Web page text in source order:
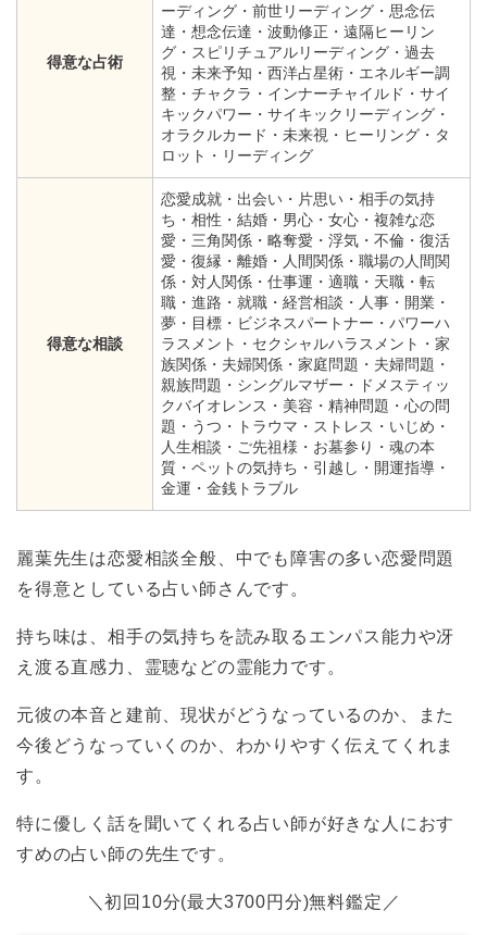
得意な占術
ーディング・前世リーディング・思念伝
達・想念伝達・波動修正・遠隔ヒーリン
グ・スピリチュアルリーディング・過去
視・未来予知・西洋占星術・エネルギー調
整・チャクラ・インナーチャイルド・サイ
キックパワー・サイキックリーディング・
オラクルカード・未来視・ヒーリング・タ
ロット・リーディング
得意な相談
恋愛成就・出会い・片思い・相手の気持
ち・相性・結婚・男心・女心・複雑な恋
愛・三角関係・略奪愛・浮気・不倫・復活
愛・復縁・離婚・人間関係・職場の人間関
係・対人関係・仕事運・適職・天職・転
職・進路・就職・経営相談・人事・開業・
夢・目標・ビジネスパートナー・パワーハ
ラスメント・セクシャルハラスメント・家
族関係・夫婦関係・家庭問題・夫婦問題・
親族問題・シングルマザー・ドメスティッ
クバイオレンス・美容・精神問題・心の問
題・うつ・トラウマ・ストレス・いじめ・
人生相談・ご先祖様・お墓参り・魂の本
質・ペットの気持ち・引越し・開運指導・
金運・金銭トラブル
麗葉先生は恋愛相談全般、中でも障害の多い恋愛問題
を得意としている占い師さんです。
持ち味は、相手の気持ちを読み取るエンパス能力や冴
え渡る直感力、霊聴などの霊能力です。
元彼の本音と建前、現状がどうなっているのか、また
今後どうなっていくのか、わかりやすく伝えてくれま
す。
特に優しく話を聞いてくれる占い師が好きな人におす
すめの占い師の先生です。
＼初回10分(最大3700円分)無料鑑定／